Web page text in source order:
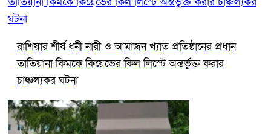
রাশিয়ার শীর্ষ ধনী নারী ও আমাজন খ্যাত প্রতিষ্ঠানের প্রধান
তাতিয়ানা কিমকে কিয়েভের কিল লিস্টে অন্তর্ভুক্ত করার
চাঞ্চল্যকর ঘটনা